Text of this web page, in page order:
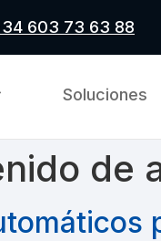
603 73 63 88
Soluciones
de